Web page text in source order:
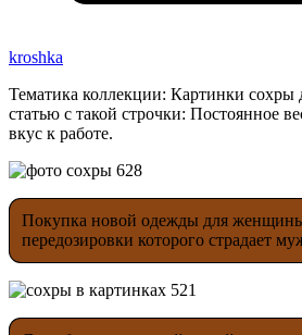
kroshka
Тематика коллекции: Картинки сохры
статью с такой строчки: Постоянное
вкус к работе.
Покупка новой одежды для
передозировки которого страдает